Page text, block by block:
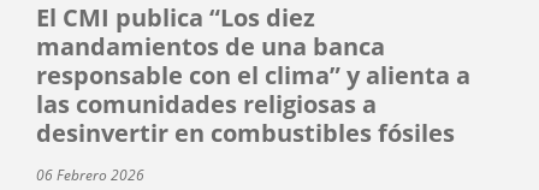
El CMI publica “Los diez
mandamientos de una banca
responsable con el clima” y alienta a
las comunidades religiosas a
desinvertir en combustibles fósiles
06 Febrero 2026